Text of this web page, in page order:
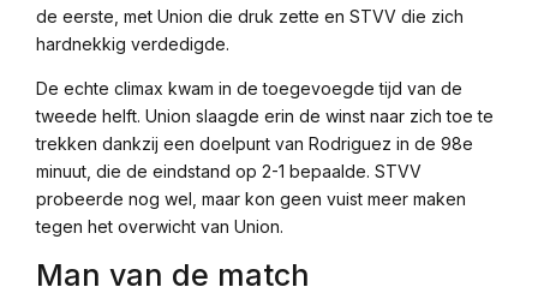
de eerste, met Union die druk zette en STVV die zich
hardnekkig verdedigde.
De echte climax kwam in de toegevoegde tijd van de
tweede helft. Union slaagde erin de winst naar zich toe te
trekken dankzij een doelpunt van Rodriguez in de 98e
minuut, die de eindstand op 2-1 bepaalde. STVV
probeerde nog wel, maar kon geen vuist meer maken
tegen het overwicht van Union.
Man van de match